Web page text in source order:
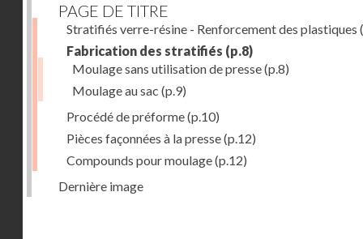
PAGE DE TITRE
Stratifiés verre-résine - Renforcement des plastiques
Fabrication des stratifiés (p.8)
Moulage sans utilisation de presse(p.8)
Moulage au sac (p.9)
Procédé de préforme(p.10)
Pièces façonnées à la presse(p.12)
Compounds pour moulage(p.12)
Dernière image